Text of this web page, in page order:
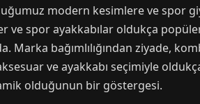
modern kesimlere ve spor
ve spor ayakkabılar oldukça
Marka bağımlılığından ziyade,
ve ayakkabı seçimiyle
olduğunun bir göstergesi.